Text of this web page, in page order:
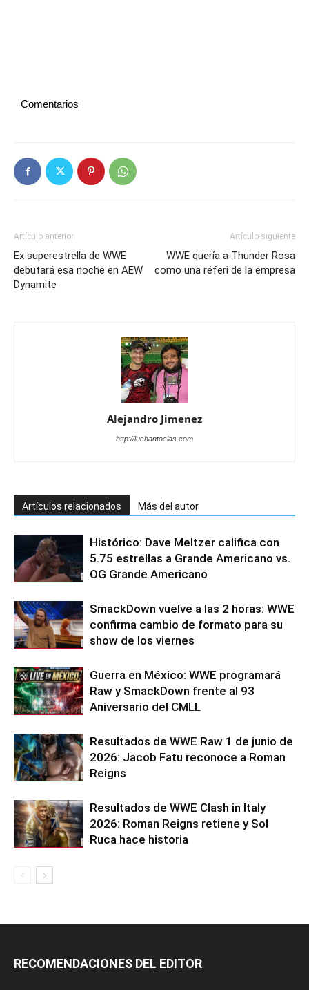
Comentarios
Artículo anterior
Ex superestrella de WWE
debutará esa noche en AEW
Dynamite
Artículo siguiente
WWE quería a Thunder Rosa
como una réferi de la empresa
Alejandro Jimenez
http://luchantocias.com
Artículos relacionados Más del autor
Histórico: Dave Meltzer califica con
5.75 estrellas a Grande Americano vs.
OG Grande Americano
SmackDown vuelve a las 2 horas: WWE
confirma cambio de formato para su
show de los viernes
Guerra en México: WWE programará
Raw y SmackDown frente al 93
Aniversario del CMLL
Resultados de WWE Raw 1 de junio de
2026: Jacob Fatu reconoce a Roman
Reigns
Resultados de WWE Clash in Italy
2026: Roman Reigns retiene y Sol
Ruca hace historia
RECOMENDACIONES DEL EDITOR